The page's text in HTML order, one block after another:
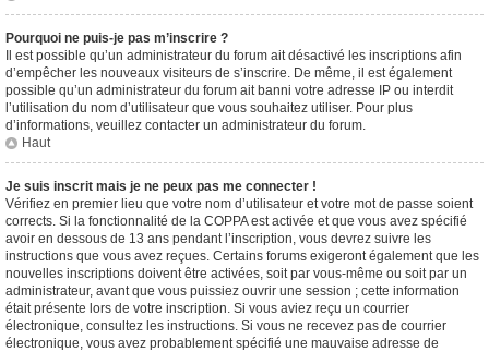
Pourquoi ne puis-je pas m’inscrire ?
Il est possible qu’un administrateur du forum ait désactivé les inscriptions afin
d’empêcher les nouveaux visiteurs de s’inscrire. De même, il est également
possible qu’un administrateur du forum ait banni votre adresse IP ou interdit
l’utilisation du nom d’utilisateur que vous souhaitez utiliser. Pour plus
d’informations, veuillez contacter un administrateur du forum.
Haut
Je suis inscrit mais je ne peux pas me connecter !
Vérifiez en premier lieu que votre nom d’utilisateur et votre mot de passe soient
corrects. Si la fonctionnalité de la COPPA est activée et que vous avez spécifié
avoir en dessous de 13 ans pendant l’inscription, vous devrez suivre les
instructions que vous avez reçues. Certains forums exigeront également que les
nouvelles inscriptions doivent être activées, soit par vous-même ou soit par un
administrateur, avant que vous puissiez ouvrir une session ; cette information
était présente lors de votre inscription. Si vous aviez reçu un courrier
électronique, consultez les instructions. Si vous ne recevez pas de courrier
électronique, vous avez probablement spécifié une mauvaise adresse de